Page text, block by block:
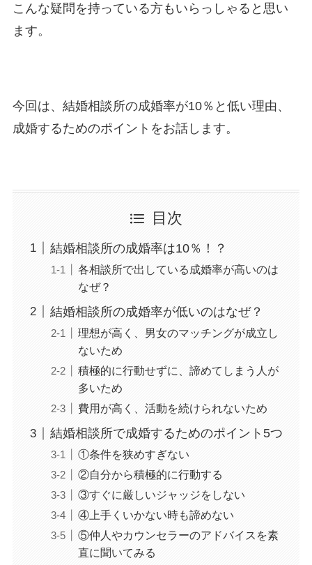
こんな疑問を持っている方もいらっしゃると思い
ます。
今回は、結婚相談所の成婚率が10％と低い理由、
成婚するためのポイントをお話します。
目次
結婚相談所の成婚率は10％！？
各相談所で出している成婚率が高いのは
なぜ？
結婚相談所の成婚率が低いのはなぜ？
理想が高く、男女のマッチングが成立し
ないため
積極的に行動せずに、諦めてしまう人が
多いため
費用が高く、活動を続けられないため
結婚相談所で成婚するためのポイント5つ
①条件を狭めすぎない
②自分から積極的に行動する
③すぐに厳しいジャッジをしない
④上手くいかない時も諦めない
⑤仲人やカウンセラーのアドバイスを素
直に聞いてみる